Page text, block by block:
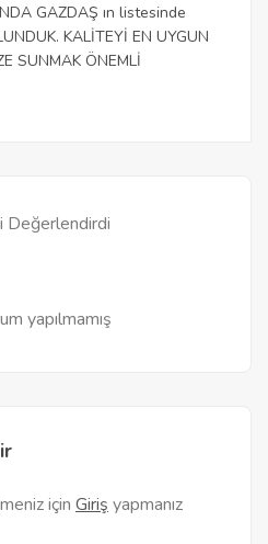
GAZDAŞ ın listesinde
KALİTEYİ EN UYGUN
SUNMAK ÖNEMLİ
Değerlendirdi
yapılmamış
için Giriş yapmanız